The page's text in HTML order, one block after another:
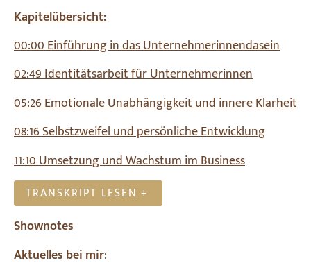
Kapitelübersicht:
00:00 Einführung in das Unternehmerinnendasein
02:49 Identitätsarbeit für Unternehmerinnen
05:26 Emotionale Unabhängigkeit und innere Klarheit
08:16 Selbstzweifel und persönliche Entwicklung
11:10 Umsetzung und Wachstum im Business
TRANSKRIPT LESEN +
Shownotes
Aktuelles bei mir: